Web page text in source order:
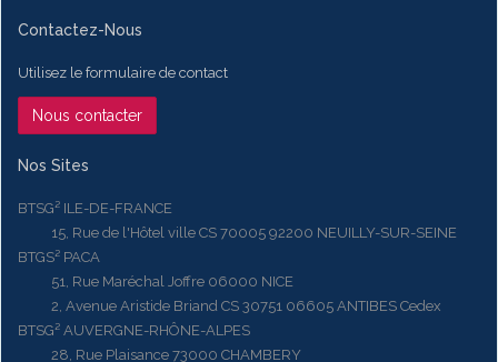
Contactez-Nous
Utilisez le formulaire de contact
Nous contacter
Nos Sites
BTSG² ILE-DE-FRANCE
15, Rue de l'Hôtel ville CS 70005 92200 NEUILLY-SUR-SEINE
BTGS² PACA
51, Rue Maréchal Joffre 06000 NICE
2, Avenue Aristide Briand CS 30751 06605 ANTIBES Cedex
BTSG² AUVERGNE-RHÔNE-ALPES
28, Rue Plaisance 73000 CHAMBERY